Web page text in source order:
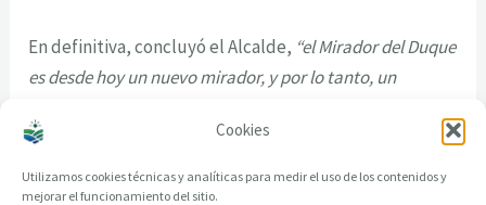
Cookies
Utilizamos cookies técnicas y analíticas para medir el uso de los contenidos y
mejorar el funcionamiento del sitio.
En definitiva, concluyó el Alcalde, “el Mirador del Duque
es desde hoy un nuevo mirador, y por lo tanto, un
Sacra”